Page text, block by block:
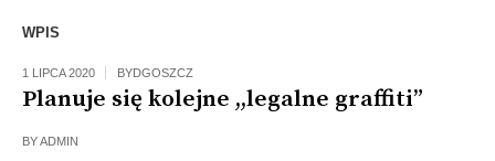
WPIS
1 LIPCA 2020 BYDGOSZCZ
Planuje się kolejne ,,legalne graffiti”
BYADMIN